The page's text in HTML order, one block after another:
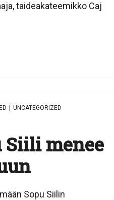
taideakateemikko Caj
Siili menee
Sopu Siilin
UNCATEGORIZED